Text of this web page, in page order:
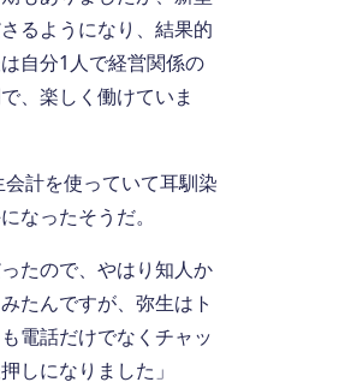
るようになり、結果的
自分1人で経営関係の
、楽しく働けていま
計を使っていて耳馴染
なったそうだ。
たので、やはり知人か
たんですが、弥生はト
電話だけでなくチャッ
しになりました」